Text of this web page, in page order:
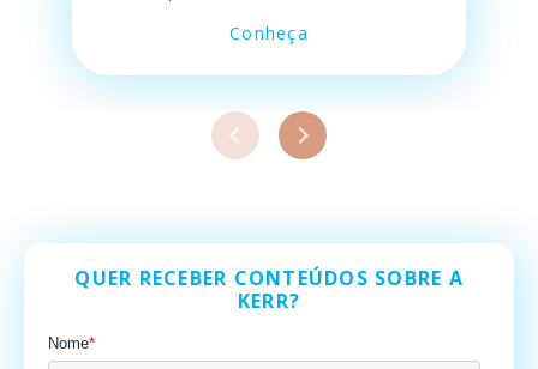
Conheça
QUER RECEBER CONTEÚDOS SOBRE A
KERR?